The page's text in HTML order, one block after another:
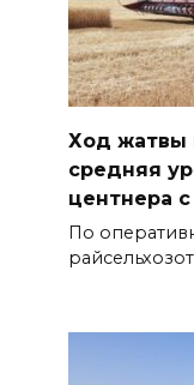
Ход жатвы
средняя
центнера с
По